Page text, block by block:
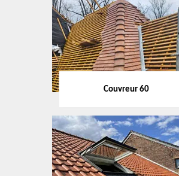
Couvreur 60